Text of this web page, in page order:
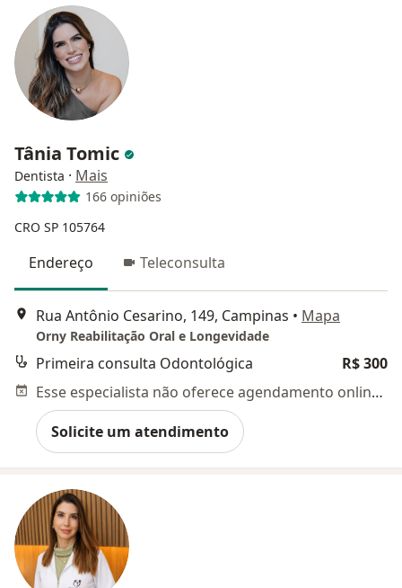
Tânia Tomic
Dentista · Mais
166 opiniões
CRO SP 105764
Endereço Teleconsulta
Rua Antônio Cesarino, 149, Campinas • Mapa
Orny Reabilitação Oral e Longevidade
Primeira consulta Odontológica
R$ 300
Esse especialista não oferece agendamento online para esse endereço.
Solicite um atendimento